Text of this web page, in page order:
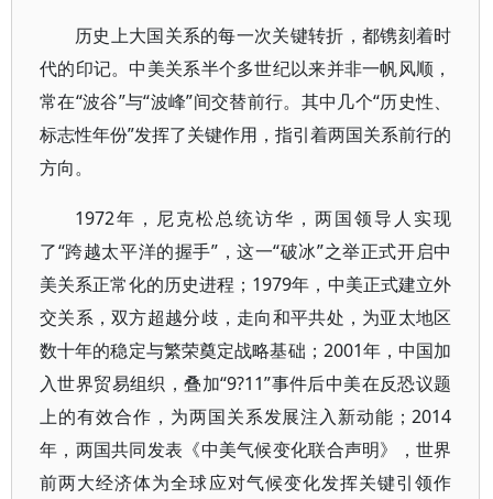
历史上大国关系的每一次关键转折，都镌刻着时
代的印记。中美关系半个多世纪以来并非一帆风顺，
常在“波谷”与“波峰”间交替前行。其中几个“历史性、
标志性年份”发挥了关键作用，指引着两国关系前行的
方向。
1972年，尼克松总统访华，两国领导人实现
了“跨越太平洋的握手”，这一“破冰”之举正式开启中
美关系正常化的历史进程；1979年，中美正式建立外
交关系，双方超越分歧，走向和平共处，为亚太地区
数十年的稳定与繁荣奠定战略基础；2001年，中国加
入世界贸易组织，叠加“9?11”事件后中美在反恐议题
上的有效合作，为两国关系发展注入新动能；2014
年，两国共同发表《中美气候变化联合声明》，世界
前两大经济体为全球应对气候变化发挥关键引领作